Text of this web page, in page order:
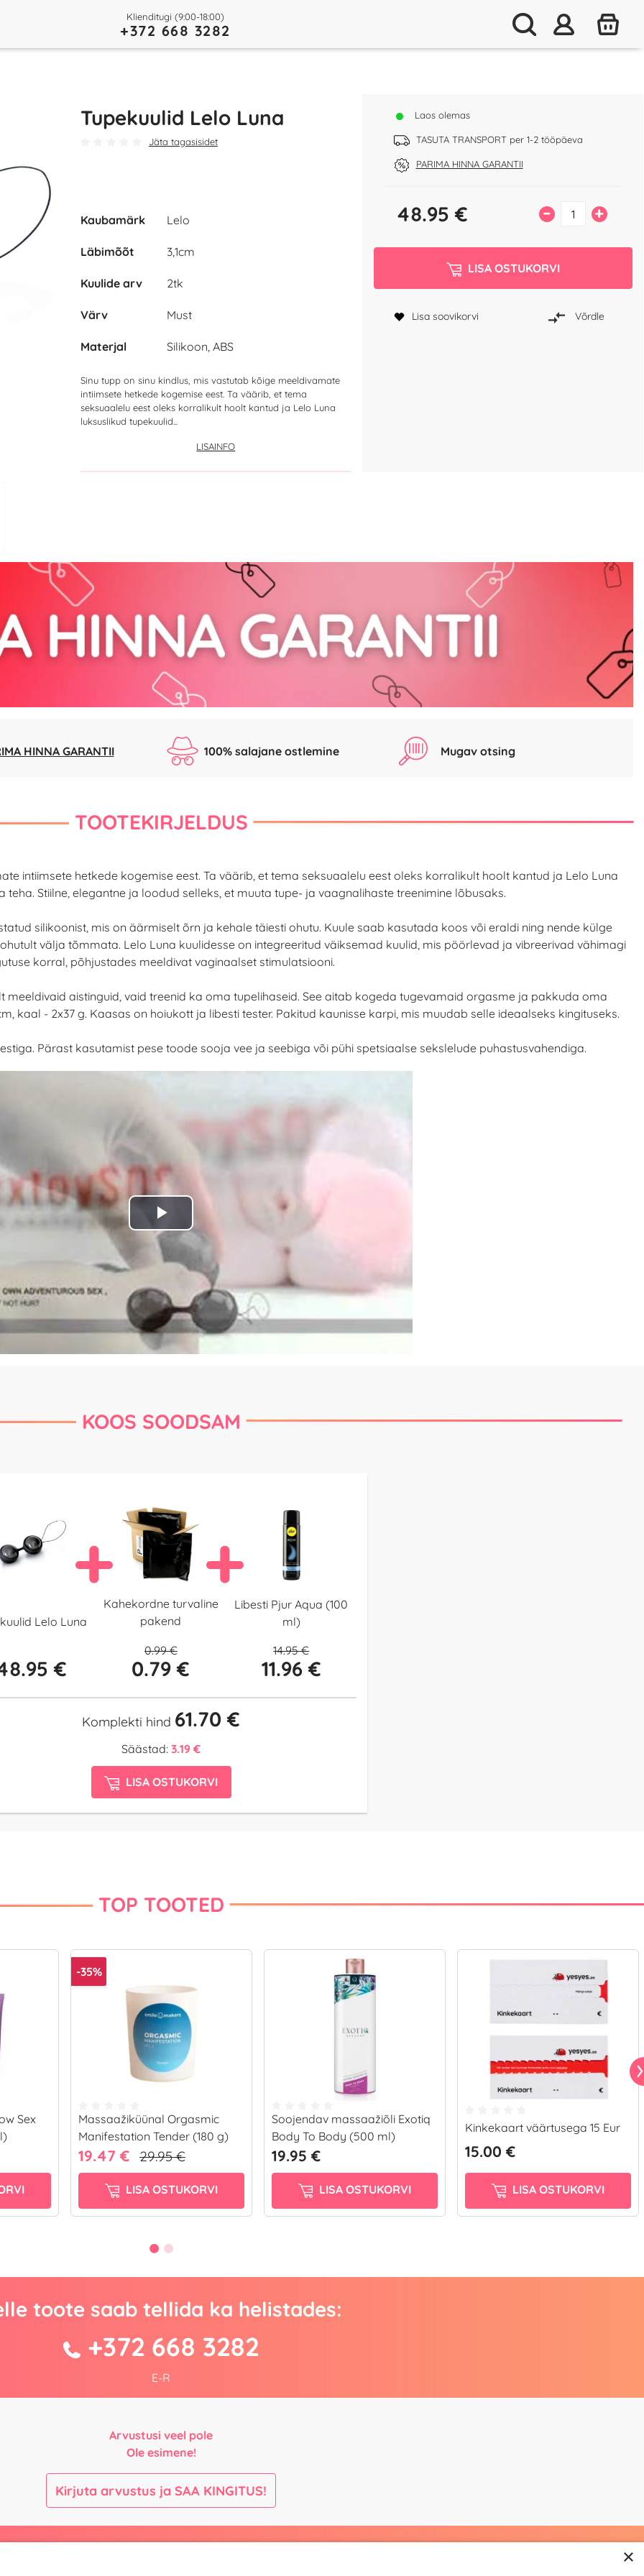
Klienditugi (9:00-18:00)
+372 668 3282
Tupekuulid Lelo Luna
Jäta tagasisidet
Laos olemas
TASUTA TRANSPORT per 1-2 tööpäeva
PARIMA HINNA GARANTII
Kaubamärk Lelo
Läbimõõt 3,1cm
Kuulide arv 2tk
Värv Must
Materjal Silikoon, ABS
Sinu tupp on sinu kindlus, mis vastutab kõige meeldivamate
intiimsete hetkede kogemise eest. Ta väärib, et tema
seksuaalelu eest oleks korralikult hoolt kantud ja Lelo Luna
luksuslikud tupekuulid...
LISAINFO
48.95 € – +
LISA OSTUKORVI
Lisa soovikorvi Võrdle
HINNA GARANTII 100% salajane ostlemine Mugav otsing
TOOTEKIRJELDUS
intiimsete hetkede kogemise eest. Ta väärib, et tema seksuaalelu eest oleks korralikult hoolt kantud ja Lelo Luna
Stiilne, elegantne ja loodud selleks, et muuta tupe- ja vaagnalihaste treenimine lõbusaks.
silikoonist, mis on äärmiselt õrn ja kehale täiesti ohutu. Kuule saab kasutada koos või eraldi ning nende külge
välja tõmmata. Lelo Luna kuulidesse on integreeritud väiksemad kuulid, mis pöörlevad ja vibreerivad vähimagi
korral, põhjustades meeldivat vaginaalset stimulatsiooni.
meeldivaid aistinguid, vaid treenid ka oma tupelihaseid. See aitab kogeda tugevamaid orgasme ja pakkuda oma
kaal - 2x37 g. Kaasas on hoiukott ja libesti tester. Pakitud kaunisse karpi, mis muudab selle ideaalseks kingituseks.
Pärast kasutamist pese toode sooja vee ja seebiga või pühi spetsiaalse sekslelude puhastusvahendiga.
Play
Video
KOOS SOODSAM
Lelo Luna
€
Kahekordne turvaline
pakend
0.99 €
0.79 €
Libesti Pjur Aqua (100
ml)
14.95 €
11.96 €
Komplekti hind 61.70 €
Säästad: 3.19 €
LISA OSTUKORVI
TOP TOOTED
Sex
-35%
Massaažiküünal Orgasmic
Manifestation Tender (180 g)
19.47 € 29.95 €
LISA OSTUKORVI
Soojendav massaažiõli Exotiq
Body To Body (500 ml)
19.95 €
LISA OSTUKORVI
Kinkekaart väärtusega 15 Eur
15.00 €
LISA OSTUKORVI
toote saab tellida ka helistades:
+372 668 3282
E-R
Arvustusi veel pole
Ole esimene!
Kirjuta arvustus ja SAA KINGITUS!
×